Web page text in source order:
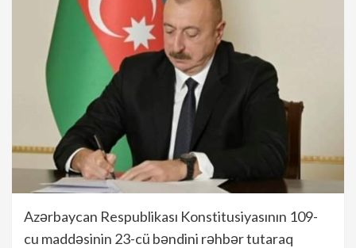
Azərbaycan Respublikası Konstitusiyasının 109-
cu maddəsinin 23-cü bəndini rəhbər tutaraq